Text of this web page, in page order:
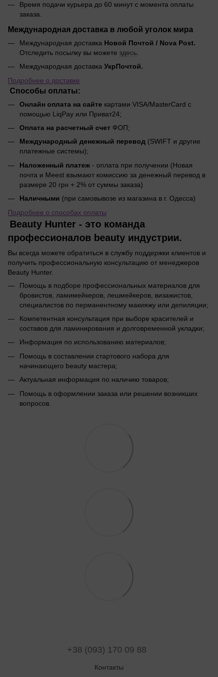
Время подачи курьера до 60 минут с момента оплаты
заказа.
Международная доставка в любой уголок мира
Международная доставка Новой Почтой / Nova Post.
Отследить посылку вы можете здесь
Международная доставка УкрПочтой.
Подробнее о доставке
Способы оплаты:
Онлайн оплата на сайте картами VISA/MasterCard с
помощью LiqPay или Приват24;
Оплата на расчетный счет ФОП;
Международный денежный перевод (SWIFT и другие
платежные системы);
Наложенный платеж - оплата при получении (Новая
почта и Meest взымают комиссию за денежный перевод в
размере 20 грн + 2% от суммы заказа)
Наличными (при самовывозе из магазина в г. Одесса)
Подробнее о способах оплаты
Beauty Hunter - это команда
профессионалов beauty индустрии.
Вы всегда можете обратиться в службу поддержки клиентов и
получить профессиональную консультацию от менеджеров
Beauty Hunter.
Помощь в подборе профессиональных материалов для
бровистов, ламимейкеров, лешмейкеров, визажистов,
специалистов по перманентному макияжу или депиляции;
Компетентная консультация при выборе красителей и
составов для ламинирования и долговременной укладки;
Информация по использованию материалов;
Помощь в составлении стартового набора для
начинающего beauty мастера;
Актуальная информация по наличию товаров;
Помощь в оформлении заказа или решении возникших
вопросов.
+38 (093) 170 09 88
Контакты